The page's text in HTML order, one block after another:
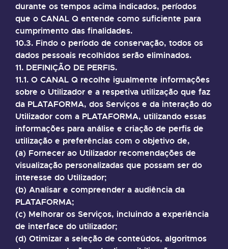
durante os tempos acima indicados, períodos
que o CANAL Q entende como suficiente para
cumprimento das finalidades.
10.3. Findo o período de conservação, todos os
dados pessoais recolhidos serão eliminados.
11. DEFINIÇÃO DE PERFIS.
11.1. O CANAL Q recolhe igualmente informações
sobre o Utilizador e a respetiva utilização que faz
da PLATAFORMA, dos Serviços e da interação do
Utilizador com a PLATAFORMA, utilizando essas
informações para análise e criação de perfis de
utilização e preferências com o objetivo de,
(a) Fornecer ao Utilizador recomendações de
visualização personalizadas que possam ser do
interesse do Utilizador;
(b) Analisar e compreender a audiência da
PLATAFORMA;
(c) Melhorar os Serviços, incluindo a experiência
de interface do utilizador;
(d) Otimizar a seleção de conteúdos, algoritmos